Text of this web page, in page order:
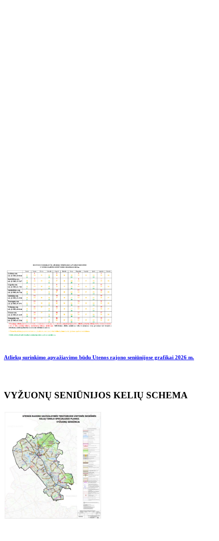
Atliekų surinkimo apvažiavimo būdu Utenos rajono seniūnijose grafikai 2026 m.
VYŽUONŲ SENIŪNIJOS KELIŲ SCHEMA